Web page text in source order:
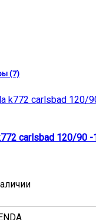
(7)
carlsbad 120/90 -